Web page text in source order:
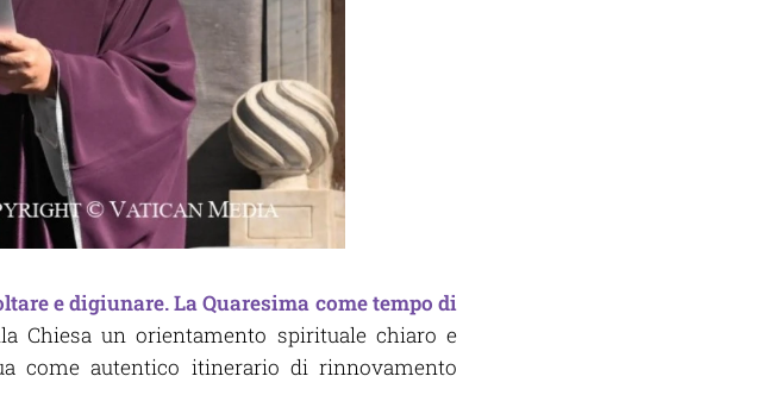
e digiunare. La Quaresima come tempo di
Chiesa un orientamento spirituale chiaro e
come autentico itinerario di rinnovamento